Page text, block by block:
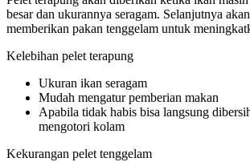
besar dan ukurannya seragam. Selanjutnya
memberikan pakan tenggelam untuk
Kelebihan pelet terapung
Ukuran ikan seragam
Mudah mengatur pemberian makan
Apabila tidak habis bisa langsung
mengotori kolam
Kekurangan pelet tenggelam